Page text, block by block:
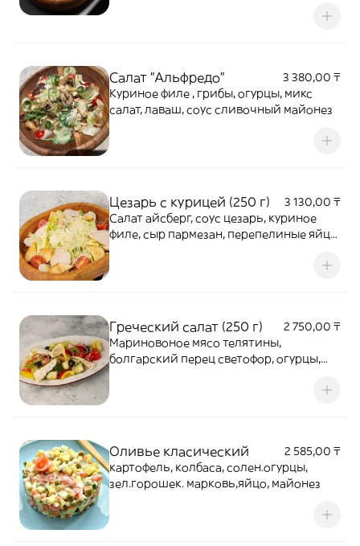
Салат "Альфредо"
3 380,00 ₸
Куриное филе , грибы, огурцы, микс
салат, лаваш, соус сливочный майонез
Цезарь с курицей (250 г)
3 130,00 ₸
Салат айсберг, соус цезарь, куриное
филе, сыр пармезан, перепелиные яйца,
Греческий салат (250 г)
2 750,00 ₸
Мариновоное мясо телятины,
болгарский перец светофор, огурцы,
азиатский острый соус, кунжут, перец
Оливье класический
2 585,00 ₸
картофель, колбаса, солен.огурцы,
зел.горошек. марковь,яйцо, майонез